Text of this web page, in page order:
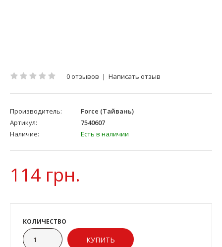
0 отзывов | Написать отзыв
Производитель:
Force (Тайвань)
Артикул:
7540607
Наличие:
Есть в наличии
114 грн.
КОЛИЧЕСТВО